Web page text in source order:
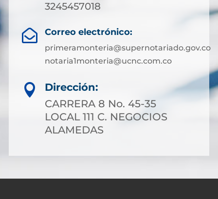
3245457018
 Correo electrónico:
primeramonteria@supernotariado.gov.co
notaria1monteria@ucnc.com.co

Dirección:
CARRERA 8 No. 45-35
LOCAL 111 C. NEGOCIOS
ALAMEDAS